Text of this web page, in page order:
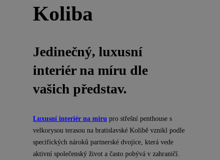
Koliba
Jedinečný, luxusní
interiér na míru dle
vašich představ.
Luxusní interiér na míru pro střešní penthouse s
velkorysou terasou na bratislavské Kolibě vznikl podle
specifických nároků partnerské dvojice, která vede
aktivní společenský život a často pobývá v zahraničí.